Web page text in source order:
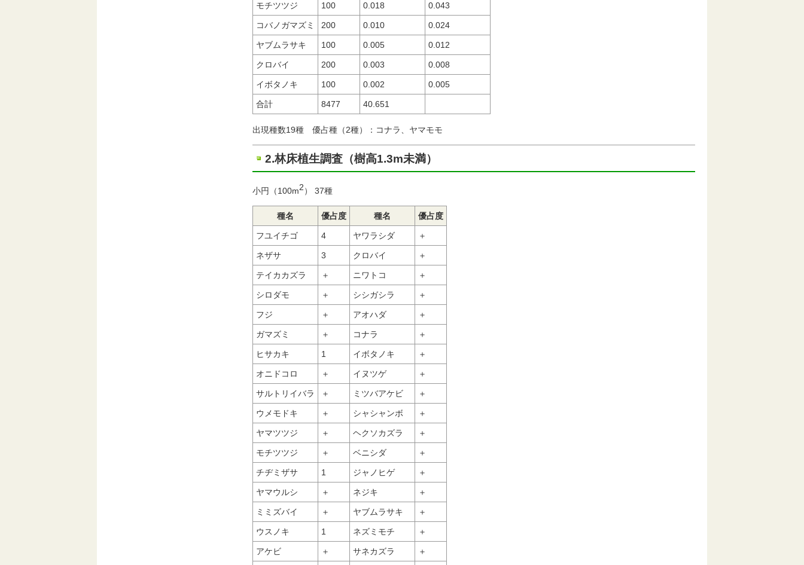
モチツツジ 100 0.018 0.043
コバノガマズミ 200 0.010 0.024
ヤブムラサキ 100 0.005 0.012
クロバイ 200 0.003 0.008
イボタノキ 100 0.002 0.005
合計 8477 40.651
出現種数19種 優占種（2種）：コナラ、ヤマモモ
2.林床植生調査（樹高1.3m未満）
小円（100m2） 37種
種名 優占度 種名 優占度
フユイチゴ 4 ヤワラシダ ＋
ネザサ 3 クロバイ ＋
テイカカズラ ＋ ニワトコ ＋
シロダモ ＋ シシガシラ ＋
フジ ＋ アオハダ ＋
ガマズミ ＋ コナラ ＋
ヒサカキ 1 イボタノキ ＋
オニドコロ ＋ イヌツゲ ＋
サルトリイバラ ＋ ミツバアケビ ＋
ウメモドキ ＋ シャシャンボ ＋
ヤマツツジ ＋ ヘクソカズラ ＋
モチツツジ ＋ ベニシダ ＋
チヂミザサ 1 ジャノヒゲ ＋
ヤマウルシ ＋ ネジキ ＋
ミミズバイ ＋ ヤブムラサキ ＋
ウスノキ 1 ネズミモチ ＋
アケビ ＋ サネカズラ ＋